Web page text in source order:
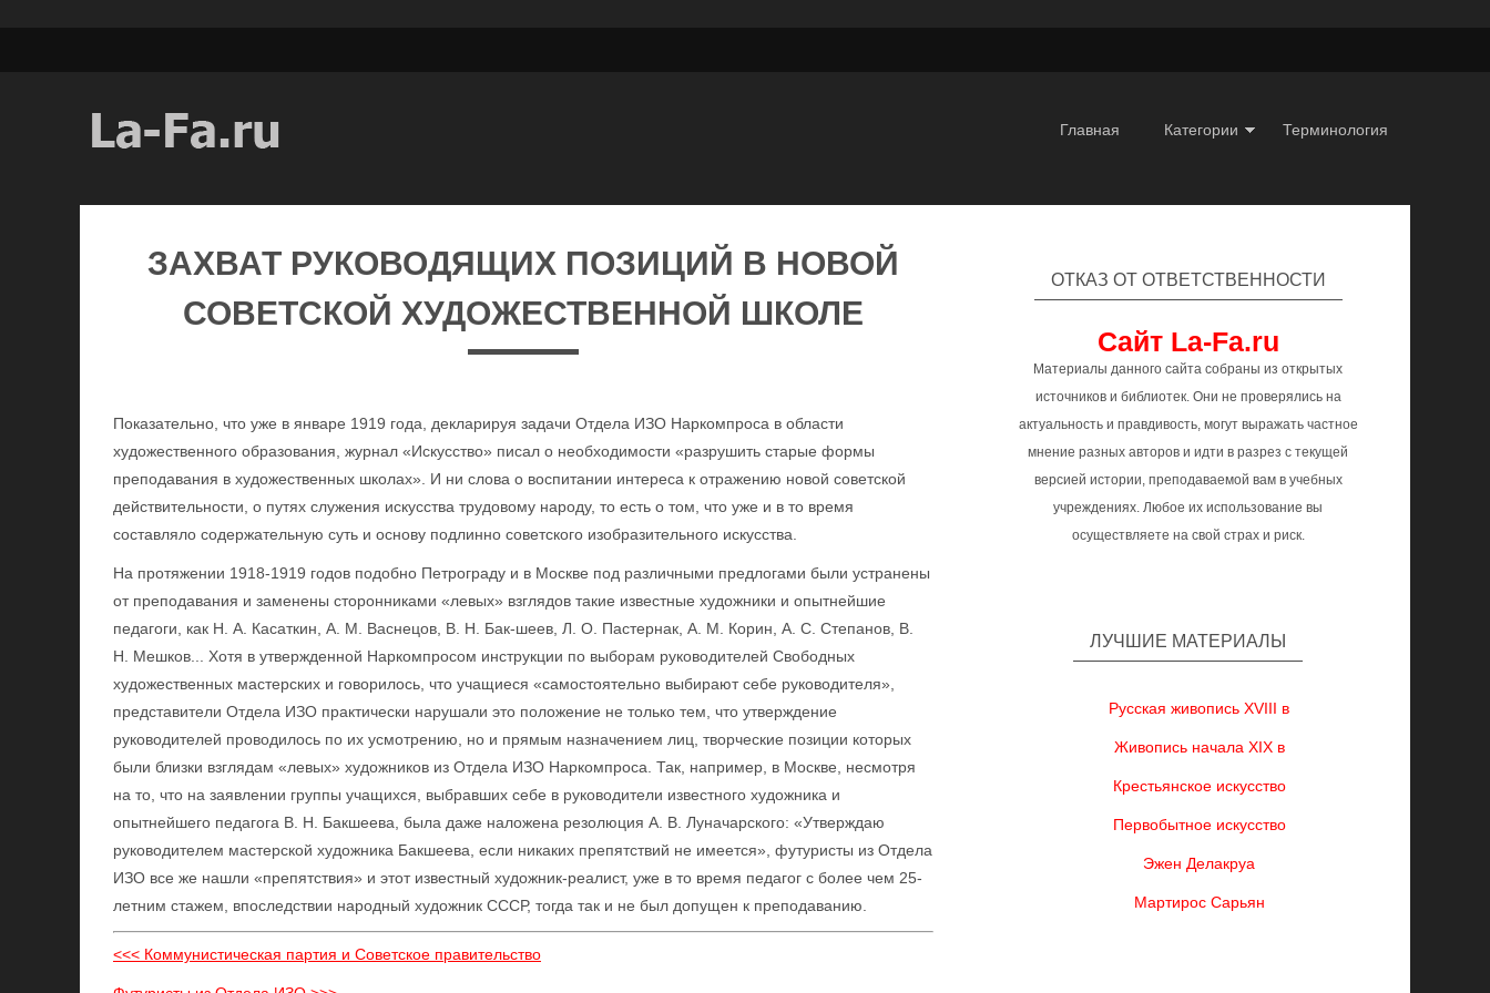
Главная Категории Терминология
ЗАХВАТ РУКОВОДЯЩИХ ПОЗИЦИЙ В НОВОЙ
СОВЕТСКОЙ ХУДОЖЕСТВЕННОЙ ШКОЛЕ
Показательно, что уже в январе 1919 года, декларируя задачи Отдела ИЗО Наркомпроса в области
художественного образования, журнал «Искусство» писал о необходимости «разрушить старые формы
преподавания в художественных школах». И ни слова о воспитании интереса к отражению новой советской
действительности, о путях служения искусства трудовому народу, то есть о том, что уже и в то время
составляло содержательную суть и основу подлинно советского изобразительного искусства.
На протяжении 1918-1919 годов подобно Петрограду и в Москве под различными предлогами были устранены
от преподавания и заменены сторонниками «левых» взглядов такие известные художники и опытнейшие
педагоги, как Н. А. Касаткин, А. М. Васнецов, В. Н. Бак-шеев, Л. О. Пастернак, А. М. Корин, А. С. Степанов, В.
Н. Мешков... Хотя в утвержденной Наркомпросом инструкции по выборам руководителей Свободных
художественных мастерских и говорилось, что учащиеся «самостоятельно выбирают себе руководителя»,
представители Отдела ИЗО практически нарушали это положение не только тем, что утверждение
руководителей проводилось по их усмотрению, но и прямым назначением лиц, творческие позиции которых
были близки взглядам «левых» художников из Отдела ИЗО Наркомпроса. Так, например, в Москве, несмотря
на то, что на заявлении группы учащихся, выбравших себе в руководители известного художника и
опытнейшего педагога В. Н. Бакшеева, была даже наложена резолюция А. В. Луначарского: «Утверждаю
руководителем мастерской художника Бакшеева, если никаких препятствий не имеется», футуристы из Отдела
ИЗО все же нашли «препятствия» и этот известный художник-реалист, уже в то время педагог с более чем 25-
летним стажем, впоследствии народный художник СССР, тогда так и не был допущен к преподаванию.
<<< Коммунистическая партия и Советское правительство
ОТКАЗ ОТ ОТВЕТСТВЕННОСТИ
Сайт La-Fa.ru
Материалы данного сайта собраны из открытых
источников и библиотек. Они не проверялись на
актуальность и правдивость, могут выражать частное
мнение разных авторов и идти в разрез с текущей
версией истории, преподаваемой вам в учебных
учреждениях. Любое их использование вы
осуществляете на свой страх и риск.
ЛУЧШИЕ МАТЕРИАЛЫ
Русская живопись XVIII в
Живопись начала XIX в
Крестьянское искусство
Первобытное искусство
Эжен Делакруа
Мартирос Сарьян